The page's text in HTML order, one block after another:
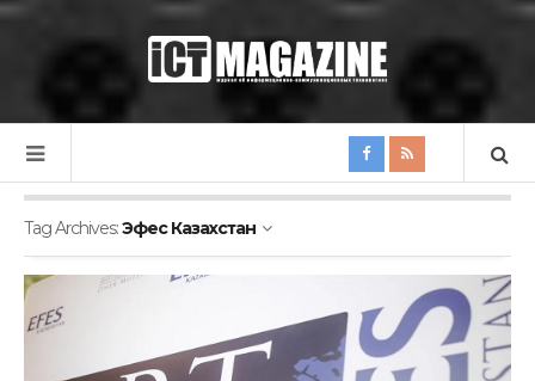
Tag Archives:Эфес Казахстан